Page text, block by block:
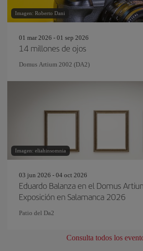
Imagen: Roberto Dani
01 mar 2026 - 01 sep 2026
14 millones de ojos
Domus Artium 2002 (DA2)
Imagen: eliahinsomnia
03 jun 2026 - 04 oct 2026
Eduardo Balanza en el Domus
Exposición en Salamanca 2026
Patio del Da2
Consulta todos los